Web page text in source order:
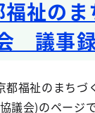
祉の
議事
都福祉のまち
議会)のページで